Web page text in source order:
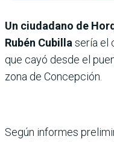
Un ciudadano de
Rubén Cubilla sería el
que cayó desde el
zona de Concepción.
Según informes